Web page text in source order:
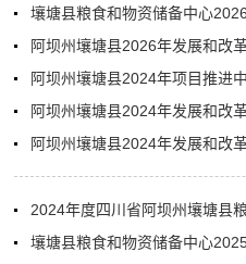
壤塘县粮食和物资储备中心
阿坝州壤塘县2026年发展和改